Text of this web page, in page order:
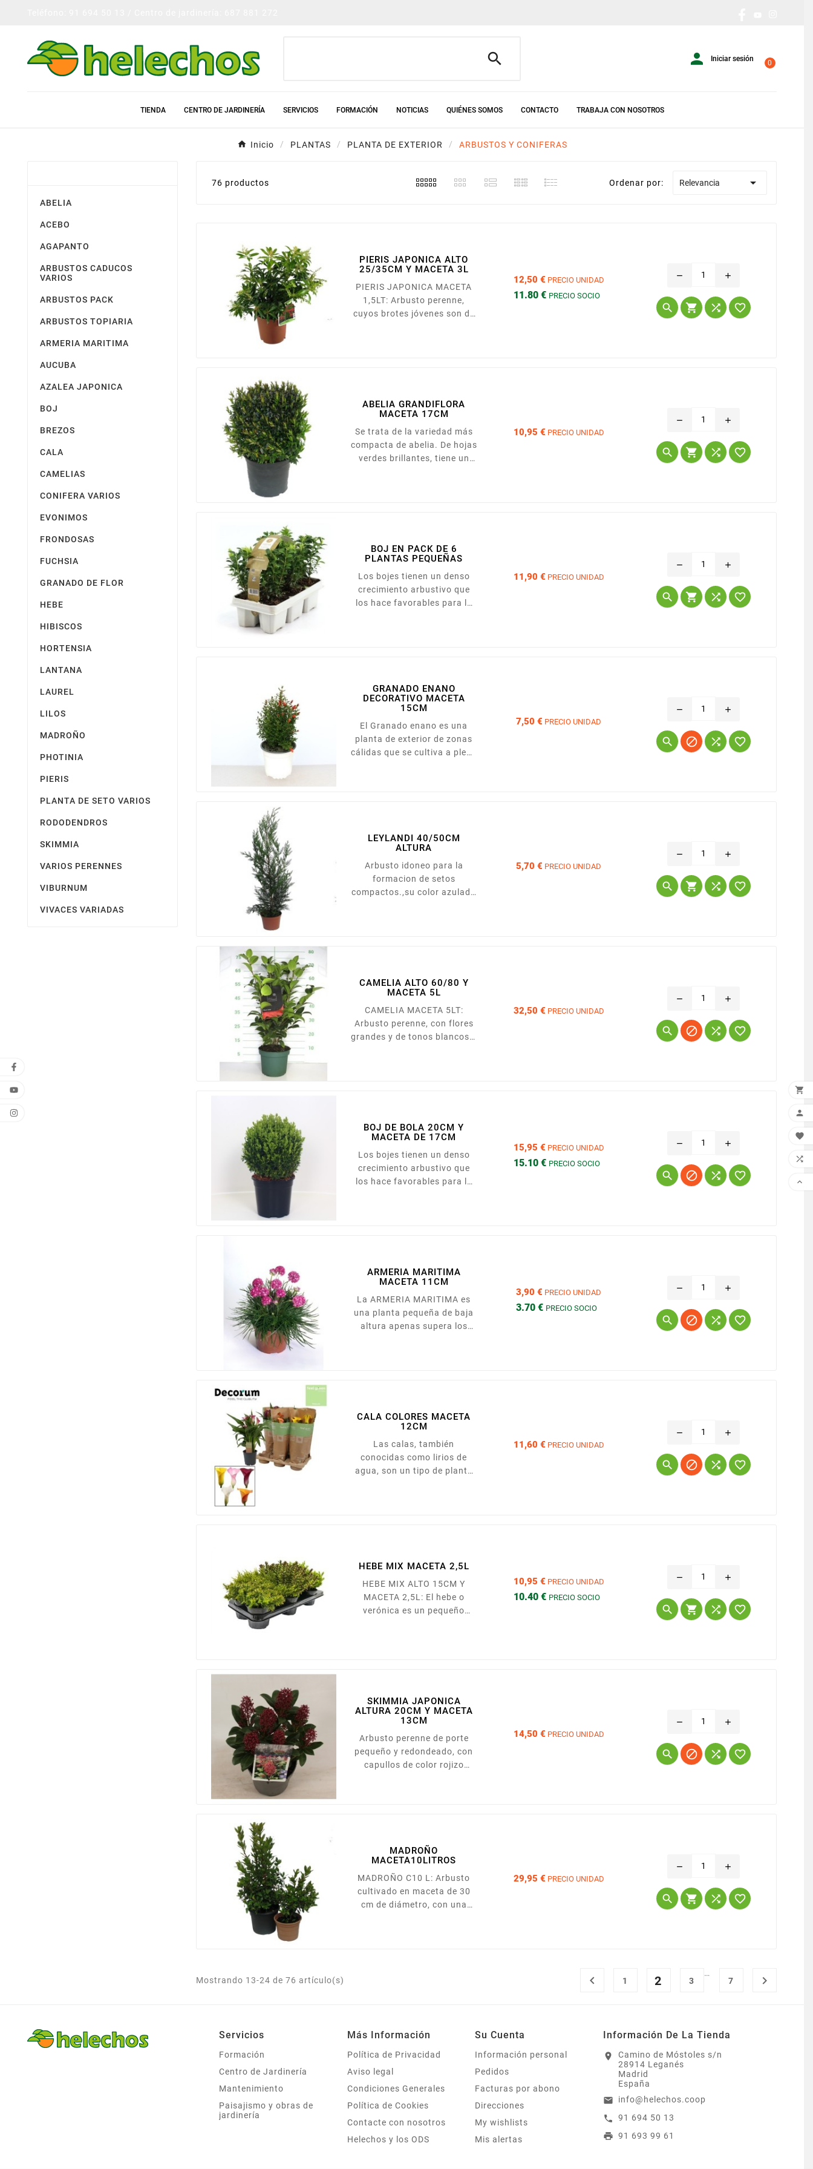
  Iniciar sesión 0
TIENDA CENTRO DE JARDINERÍA SERVICIOS FORMACIÓN NOTICIAS QUIÉNES SOMOS CONTACTO TRABAJA CON NOSOTROS
Inicio PLANTAS PLANTA DE EXTERIOR ARBUSTOS Y CONIFERAS
ABELIA
ACEBO
AGAPANTO
ARBUSTOS CADUCOS
VARIOS
ARBUSTOS PACK
ARBUSTOS TOPIARIA
ARMERIA MARITIMA
AUCUBA
AZALEA JAPONICA
BOJ
BREZOS
CALA
CAMELIAS
CONIFERA VARIOS
EVONIMOS
FRONDOSAS
FUCHSIA
GRANADO DE FLOR
HEBE
HIBISCOS
HORTENSIA
LANTANA
LAUREL
LILOS
MADROÑO
PHOTINIA
PIERIS
PLANTA DE SETO VARIOS
RODODENDROS
SKIMMIA
VARIOS PERENNES
VIBURNUM
VIVACES VARIADAS
76 productos Ordenar por: Relevancia 
PIERIS JAPONICA ALTO
25/35CM Y MACETA 3L
PIERIS JAPONICA MACETA
1,5LT: Arbusto perenne,
cuyos brotes jóvenes son de
Presentado en macera de
15cm.
12,50 € PRECIO UNIDAD
11.80 € PRECIO SOCIO
remove add
   
ABELIA GRANDIFLORA
MACETA 17CM
Se trata de la variedad más
compacta de abelia. De hojas
verdes brillantes, tiene un
frecuentes y posiciones
soleadas.
10,95 € PRECIO UNIDAD
remove add
   
BOJ EN PACK DE 6
PLANTAS PEQUEÑAS
Los bojes tienen un denso
crecimiento arbustivo que
los hace favorables para la
en invierno, tomando una
tonalidad verde oliva o
marrón amarillenta. Sus
flores aparecen a mediados
o fines de primavera y son de
11,90 € PRECIO UNIDAD
remove add
   
GRANADO ENANO
DECORATIVO MACETA
15CM
El Granado enano es una
planta de exterior de zonas
cálidas que se cultiva a pleno
flores rojas simples o dobles,
en ramillete de dos o tres. La
verano y por su colorido es
7,50 € PRECIO UNIDAD
remove add
   
LEYLANDI 40/50CM
ALTURA
Arbusto idoneo para la
formacion de setos
compactos.,su color azulado
5,70 € PRECIO UNIDAD
remove add
   
CAMELIA ALTO 60/80 Y
MACETA 5L
CAMELIA MACETA 5LT:
Arbusto perenne, con flores
grandes y de tonos blancos y
32,50 € PRECIO UNIDAD
remove add
   
BOJ DE BOLA 20CM Y
MACETA DE 17CM
Los bojes tienen un denso
crecimiento arbustivo que
los hace favorables para la
en invierno, tomando una
tonalidad verde oliva o
marrón amarillenta. Sus
flores aparecen a mediados
o fines de primavera y son de
15,95 € PRECIO UNIDAD
15.10 € PRECIO SOCIO
remove add
   
ARMERIA MARITIMA
MACETA 11CM
La ARMERIA MARITIMA es
una planta pequeña de baja
altura apenas supera los
jardinería como planta
ornamental por la belleza de
su vegetación baja y
compacta y el colorido de
sus flores. Presentada en
3,90 € PRECIO UNIDAD
3.70 € PRECIO SOCIO
remove add
   
CALA COLORES MACETA
12CM
Las calas, también
conocidas como lirios de
agua, son un tipo de planta
burdeos- las hacen muy
las puede tener tanto en el
interior de tu hogar como en
11,60 € PRECIO UNIDAD
remove add
   
HEBE MIX MACETA 2,5L
HEBE MIX ALTO 15CM Y
MACETA 2,5L: El hebe o
verónica es un pequeño
10,95 € PRECIO UNIDAD
10.40 € PRECIO SOCIO
remove add
   
SKIMMIA JAPONICA
ALTURA 20CM Y MACETA
13CM
Arbusto perenne de porte
pequeño y redondeado, con
capullos de color rojizo
Presentada en maceta de
13cm y altura de 15-20cm
14,50 € PRECIO UNIDAD
remove add
   
MADROÑO
MACETA10LITROS
MADROÑO C10 L: Arbusto
cultivado en maceta de 30
cm de diámetro, con una
29,95 € PRECIO UNIDAD
remove add
   
Mostrando 13-24 de 76 artículo(s)  1 2 3
…
7

Servicios
Formación
Centro de Jardinería
Mantenimiento
Paisajismo y obras de
jardinería
Más Información
Política de Privacidad
Aviso legal
Condiciones Generales
Política de Cookies
Contacte con nosotros
Helechos y los ODS
Su Cuenta
Información personal
Pedidos
Facturas por abono
Direcciones
My wishlists
Mis alertas
Información De La Tienda
location_on
Camino de Móstoles s/n
28914 Leganés
Madrid
España
email info@helechos.coop
call 91 694 50 13
print 91 693 99 61




